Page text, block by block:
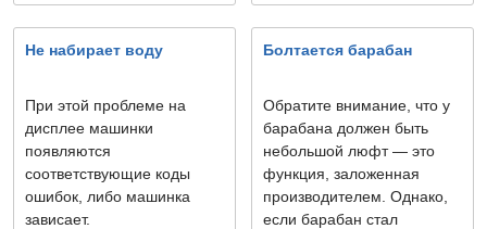
Не набирает воду
При этой проблеме на
дисплее машинки
появляются
соответствующие коды
ошибок, либо машинка
зависает.
Болтается барабан
Обратите внимание, что у
барабана должен быть
небольшой люфт — это
функция, заложенная
производителем. Однако,
если барабан стал